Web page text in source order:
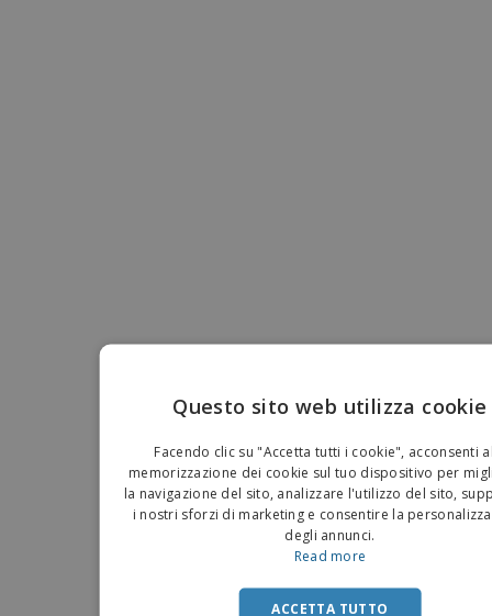
Questo sito web utilizza cookie
Facendo clic su "Accetta tutti i cookie", acconsenti
memorizzazione dei cookie sul tuo dispositivo per
la navigazione del sito, analizzare l'utilizzo del sito,
i nostri sforzi di marketing e consentire la
degli annunci.
Read more
ACCETTA TUTTO